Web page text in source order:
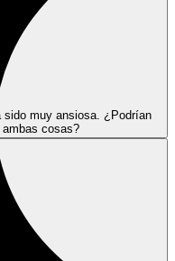
sido muy ansiosa. ¿Podrían
cosas?